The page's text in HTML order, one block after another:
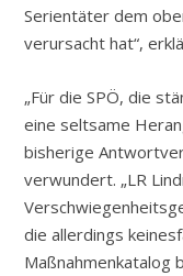
Serientäter dem
verursacht hat“,
„Für die SPÖ, die
eine seltsame
bisherige
verwundert. „LR
die allerdings
Maßnahmenkatalog